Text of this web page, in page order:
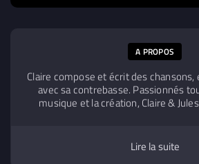
A PROPOS
Claire compose et écrit des chansons,
avec sa contrebasse. Passionnés
musique et la création, Claire &
de références musicales, les deux
des compositions originales
Lire la suite